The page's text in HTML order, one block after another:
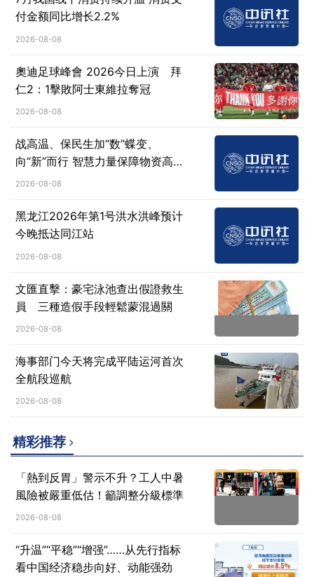
付金额同比增长2.2%
2026-08-08
奧迪足球峰會 2026今日上演 拜
仁2：1擊敗阿士東維拉奪冠
2026-08-08
战高温、保民生加“数”蝶变、
向“新”而行 智慧力量保障物资高效
疏运
2026-08-08
黑龙江2026年第1号洪水洪峰预计
今晚抵达同江站
2026-08-08
文匯直擊：豪宅泳池查出假證救生
員 三種造假手段輕鬆蒙混過關
2026-08-08
海事部门今天将完成平陆运河首次
全航段巡航
2026-08-08
精彩推荐
「熱到反胃」警示不升？工人中暑
風險被嚴重低估！籲調整分級標準
2026-08-08
“升温”“平稳”“增强”……从先行指标
看中国经济稳步向好、动能强劲